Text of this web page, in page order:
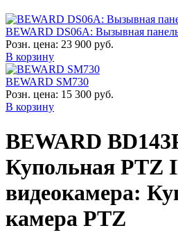
BEWARD DS06A: Вызывная
Розн. цена: 23 900 руб.
В корзину
BEWARD SM730
Розн. цена: 15 300 руб.
В корзину
BEWARD
Купольная PTZ
видеокамера:
камера PTZ